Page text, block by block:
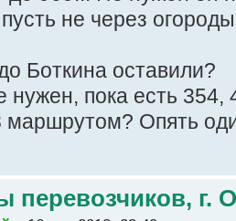
не через
Боткина оставили?
нужен, пока есть 354,
маршрутом? Опять
перевозчиков, г.